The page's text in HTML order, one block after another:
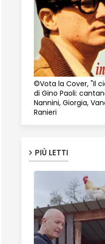
©Vota la Cover, "Il
di Gino Paoli:
Nannini, Giorgia,
Ranieri
PIÙ LETTI